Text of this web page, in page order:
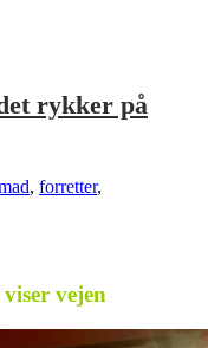
rykker på
, forretter,
vejen